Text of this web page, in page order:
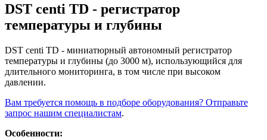
DST centi TD - регистратор
температуры и глубины
DST centi TD - миниатюрный автономный регистратор
температуры и глубины (до 3000 м), использующийся для
длительного мониторинга, в том числе при высоком
давлении.
Вам требуется помощь в подборе оборудования? Отправьте
запрос нашим специалистам.
Особенности: